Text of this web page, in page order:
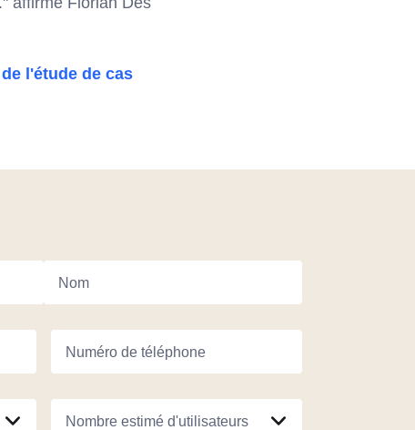
l'étude de cas
Nom
Numéro de téléphone
Nombre estimé d'utilisateurs